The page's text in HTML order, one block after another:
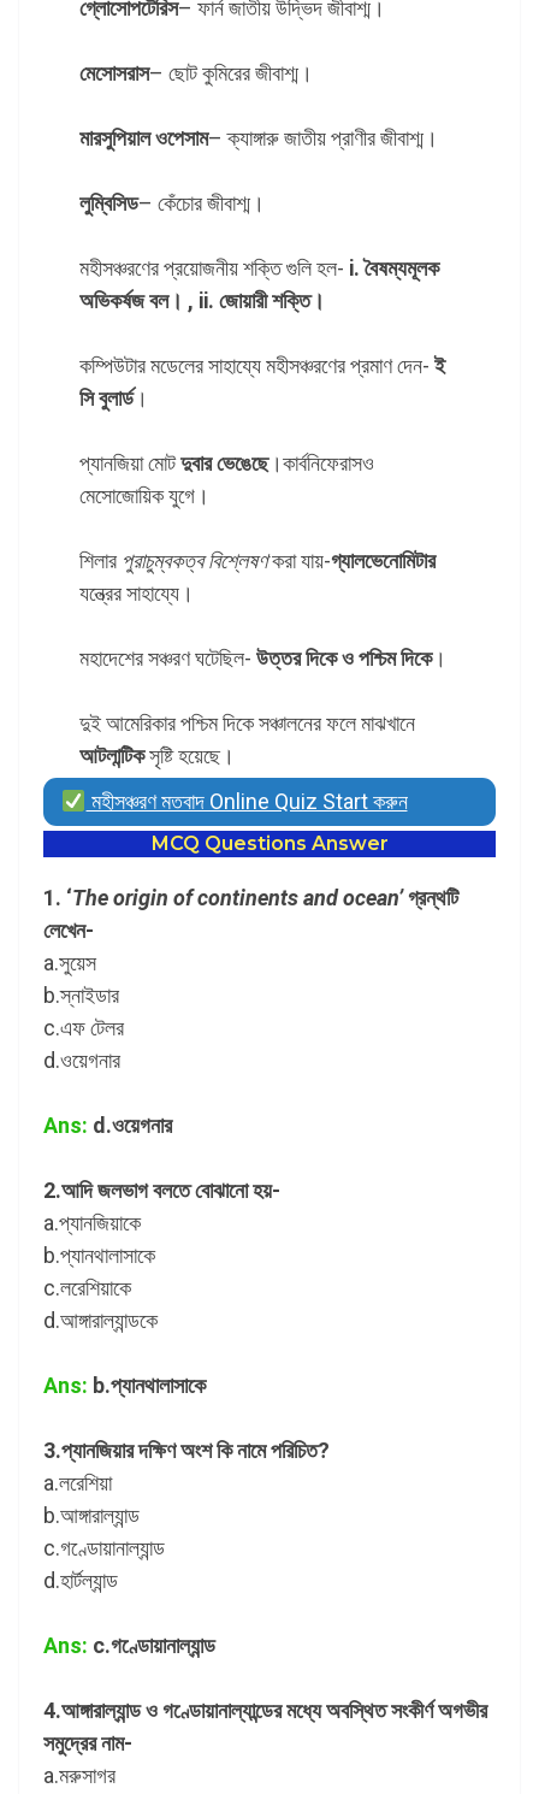
গ্লোসোপটেরিস– ফার্ন জাতীয় উদ্ভিদ জীবাশ্ম।
মেসোসরাস– ছোট কুমিরের জীবাশ্ম।
মারসুপিয়াল ওপেসাম– ক্যাঙ্গারু জাতীয় প্রাণীর জীবাশ্ম।
লুম্বিসিড– কেঁচোর জীবাশ্ম।
মহীসঞ্চরণের প্রয়োজনীয় শক্তি গুলি হল- i. বৈষম্যমূলক
অভিকর্ষজ বল। , ii. জোয়ারী শক্তি।
কম্পিউটার মডেলের সাহায্যে মহীসঞ্চরণের প্রমাণ দেন-ই
সি বুলার্ড।
প্যানজিয়া মোটদুবারভেঙেছে।কার্বনিফেরাসও
মেসোজোয়িক যুগে।
শিলার পুরাচুম্বকত্ব বিশ্লেষণকরা যায়-গ্যালভেনোমিটার
যন্ত্রের সাহায্যে।
মহাদেশের সঞ্চরণ ঘটেছিল-উত্তর দিকে ও পশ্চিম দিকে।
দুই আমেরিকার পশ্চিম দিকে সঞ্চালনের ফলে মাঝখানে
আটলান্টিকসৃষ্টি হয়েছে।
মহীসঞ্চরণ মতবাদ Online Quiz Start করুন
MCQ Questions Answer
1. ‘The origin of continents and ocean’গ্রন্থটি
লেখেন-
a.সুয়েস
b.স্নাইডার
c.এফ টেলর
d.ওয়েগনার
Ans: d.ওয়েগনার
2.আদি জলভাগ বলতে বোঝানো হয়-
a.প্যানজিয়াকে
b.প্যানথালাসাকে
c.লরেশিয়াকে
d.আঙ্গারাল্যান্ডকে
Ans: b.প্যানথালাসাকে
3.প্যানজিয়ার দক্ষিণ অংশ কি নামে পরিচিত?
a.লরেশিয়া
b.আঙ্গারাল্যান্ড
c.গণ্ডোয়ানাল্যান্ড
d.হার্টল্যান্ড
Ans: c.গণ্ডোয়ানাল্যান্ড
4.আঙ্গারাল্যান্ড ও গণ্ডোয়ানাল্যান্ডের মধ্যে অবস্থিত সংকীর্ণ অগভীর
সমুদ্রের নাম-
a.মরুসাগর